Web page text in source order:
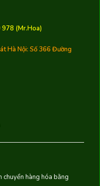
(Mr.Hoa)
Hà Nội: Số 366 Đường
chuyển hàng hóa bằng